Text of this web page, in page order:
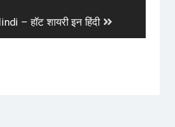
– हॉट शायरी इन हिंदी